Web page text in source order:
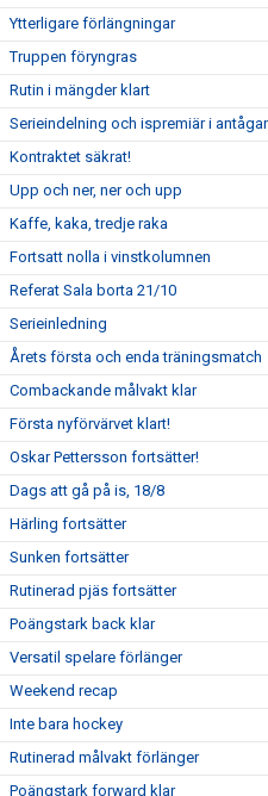
Ytterligare förlängningar
Truppen föryngras
Rutin i mängder klart
Serieindelning och ispremiär i
Kontraktet säkrat!
Upp och ner, ner och upp
Kaffe, kaka, tredje raka
Fortsatt nolla i vinstkolumnen
Referat Sala borta 21/10
Serieinledning
Årets första och enda träningsmatch
Combackande målvakt klar
Första nyförvärvet klart!
Oskar Pettersson fortsätter!
Dags att gå på is, 18/8
Härling fortsätter
Sunken fortsätter
Rutinerad pjäs fortsätter
Poängstark back klar
Versatil spelare förlänger
Weekend recap
Inte bara hockey
Rutinerad målvakt förlänger
Poängstark forward klar